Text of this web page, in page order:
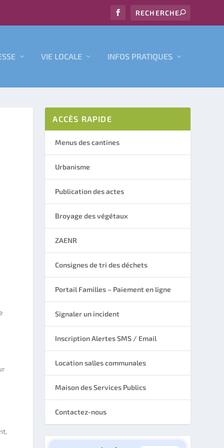
VIE LOCALE INFOS PRATIQUES
ACCÈS RAPIDE
Menus des cantines
Urbanisme
Publication des actes
Broyage des végétaux
ZAENR
Consignes de tri des déchets
Portail Familles – Paiement en ligne
Signaler un incident
Inscription Alertes SMS / Email
Location salles communales
Maison des Services Publics
Contactez-nous